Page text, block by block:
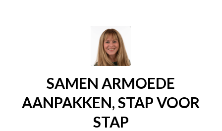
SAMEN ARMOEDE
AANPAKKEN, STAP VOOR
STAP